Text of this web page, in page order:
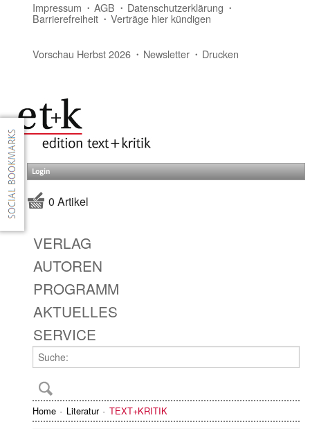
Impressum AGB Datenschutzerklärung
Barrierefreiheit Verträge hier kündigen
Vorschau Herbst 2026 Newsletter Drucken
Login
0 Artikel
VERLAG
AUTOREN
PROGRAMM
AKTUELLES
SERVICE
Home Literatur TEXT+KRITIK